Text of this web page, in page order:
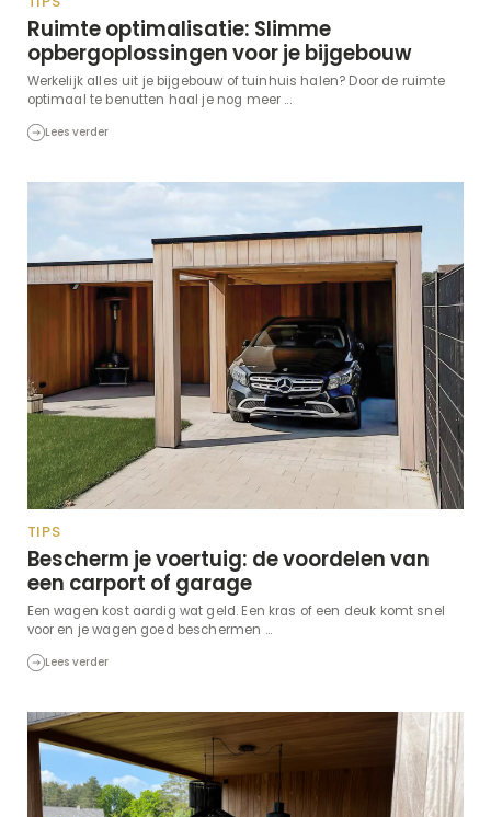
Ruimte optimalisatie: Slimme
opbergoplossingen voor je bijgebouw
Werkelijk alles uit je bijgebouw of tuinhuis halen? Door de ruimte
optimaal te benutten haal je nog meer ...
Lees verder
TIPS
Bescherm je voertuig: de voordelen van
een carport of garage
Een wagen kost aardig wat geld. Een kras of een deuk komt snel
voor en je wagen goed beschermen ...
Lees verder